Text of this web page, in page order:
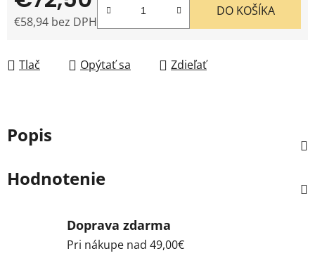
€58,94 bez DPH
DO KOŠÍKA
Tlač Opýtať sa Zdieľať
Popis
Hodnotenie
Doprava zdarma
Pri nákupe nad 49,00€